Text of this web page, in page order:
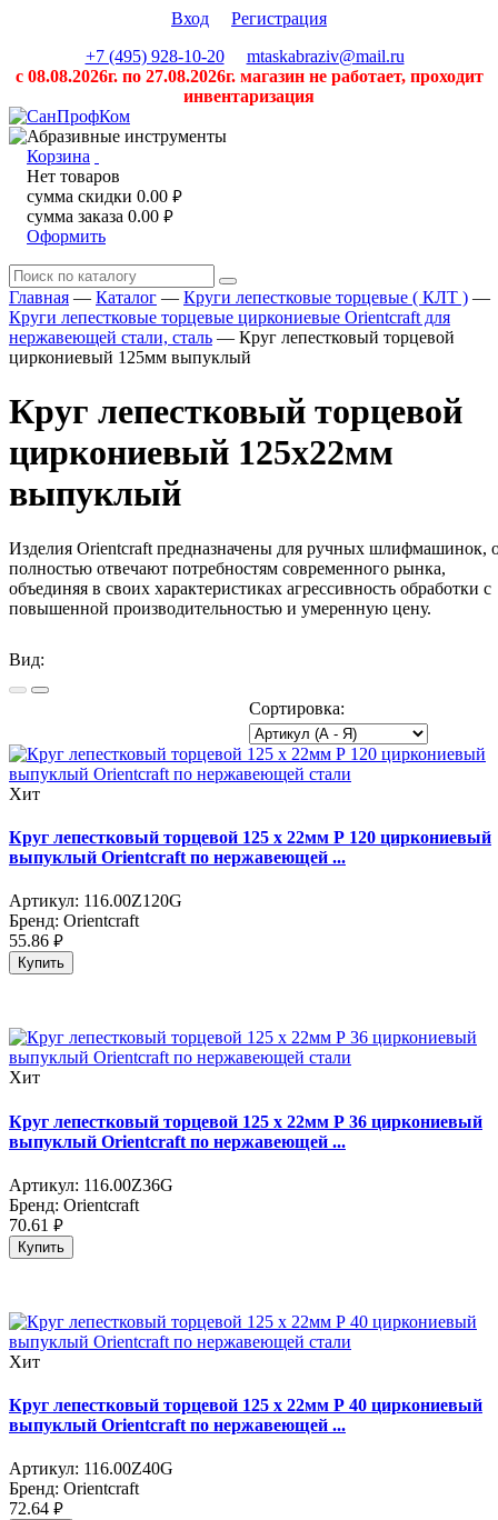
Вход
Регистрация
+7 (495) 928-10-20
mtaskabraziv@mail.ru
с 08.08.2026г. по 27.08.2026г. магазин не работает, проходит
инвентаризация
Корзина
Нет товаров
сумма скидки 0.00 руб.
сумма заказа 0.00 руб.
Оформить
Главная — Каталог — Круги лепестковые торцевые ( КЛТ ) —
Круги лепестковые торцевые циркониевые Orientcraft для
нержавеющей стали, сталь — Круг лепестковый торцевой
циркониевый 125мм выпуклый
Круг лепестковый торцевой
циркониевый 125x22мм
выпуклый
Изделия Orientcraft предназначены для ручных шлифмашинок,
полностью отвечают потребностям современного рынка,
объединяя в своих характеристиках агрессивность обработки с
повышенной производительностью и умеренную цену.
Вид:
Сортировка:
Хит
Круг лепестковый торцевой 125 х 22мм Р 120 циркониевый
выпуклый Orientсraft по нержавеющей ...
Артикул: 116.00Z120G
Бренд: Orientcraft
55.86 руб.
Купить
Хит
Круг лепестковый торцевой 125 х 22мм Р 36 циркониевый
выпуклый Orientсraft по нержавеющей ...
Артикул: 116.00Z36G
Бренд: Orientcraft
70.61
руб.
Купить
Хит
Круг лепестковый торцевой 125 х 22мм Р 40 циркониевый
выпуклый Orientсraft по нержавеющей ...
Артикул: 116.00Z40G
Бренд: Orientcraft
72.64 руб.